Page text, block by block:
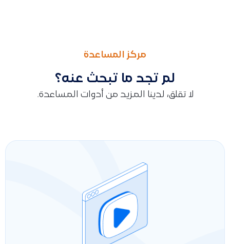
مركز المساعدة
لم تجد ما تبحث عنه؟
لا تقلق، لدينا المزيد من أدوات المساعدة.